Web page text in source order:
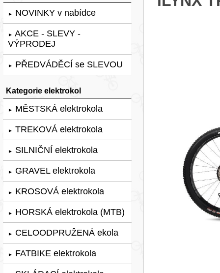
► NOVINKY v nabídce
► AKCE - SLEVY -
VÝPRODEJ
► PŘEDVÁDĚCÍ se SLEVOU
Kategorie elektrokol
► MĚSTSKÁ elektrokola
► TREKOVÁ elektrokola
► SILNIČNÍ elektrokola
► GRAVEL elektrokola
► KROSOVÁ elektrokola
► HORSKÁ elektrokola (MTB)
► CELOODPRUŽENÁ ekola
► FATBIKE elektrokola